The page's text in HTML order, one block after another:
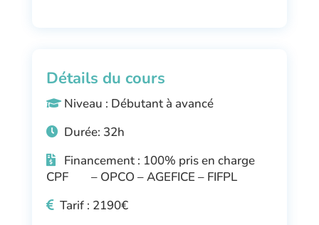
Détails du cours
Niveau : Débutant à avancé
Durée: 32h
Financement : 100% pris en charge
CPF – OPCO – AGEFICE – FIFPL
Tarif : 2190€